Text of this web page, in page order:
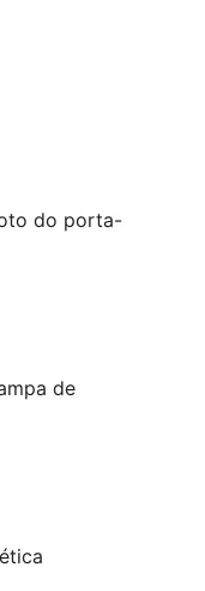
do porta-
de